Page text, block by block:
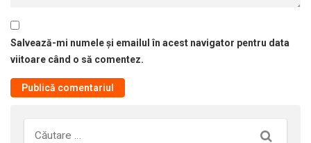
Salvează-mi numele și emailul în acest navigator pentru data
viitoare când o să comentez.
Căutare